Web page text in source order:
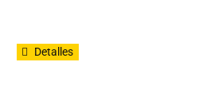
Detalles